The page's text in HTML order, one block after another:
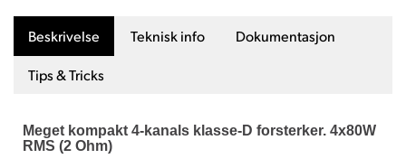
Beskrivelse Teknisk info Dokumentasjon
Tips & Tricks
Meget kompakt 4-kanals klasse-D forsterker. 4x80W
RMS (2 Ohm)